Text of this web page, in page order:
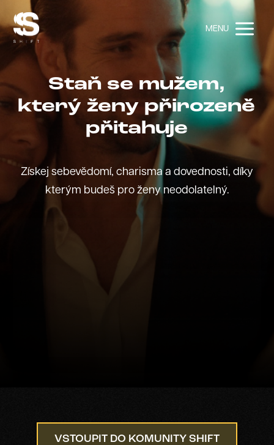
MENU
Staň se mužem,
který ženy přirozeně
přitahuje
Získej sebevědomí, charisma a dovednosti, díky
kterým budeš pro ženy neodolatelný.
VSTOUPIT DO KOMUNITY SHIFT